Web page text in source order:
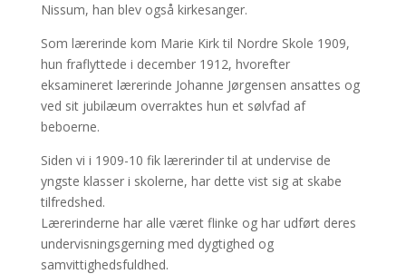
Nissum, han blev også kirkesanger.
Som lærerinde kom Marie Kirk til Nordre Skole 1909,
hun fraflyttede i december 1912, hvorefter
eksamineret lærerinde Johanne Jørgensen ansattes og
ved sit jubilæum overraktes hun et sølvfad af
beboerne.
Siden vi i 1909-10 fik lærerinder til at undervise de
yngste klasser i skolerne, har dette vist sig at skabe
tilfredshed.
Lærerinderne har alle været flinke og har udført deres
undervisningsgerning med dygtighed og
samvittighedsfuldhed.